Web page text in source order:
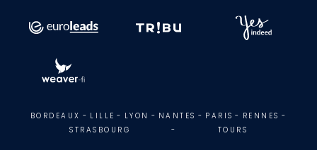
BORDEAUX - LILLE - LYON - NANTES - PARIS - RENNES -
STRASBOURG
- TOURS